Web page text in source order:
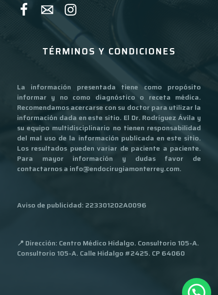
TÉRMINOS Y CONDICIONES
La información presentada tiene como propósito
informar y no como diagnóstico o receta médica.
Recomendamos acercarse con su doctor para utilizar la
información dada en este sitio. El Dr. Rodríguez Ávila y
su equipo multidisciplinario no tienen responsabilidad
del mal uso de la información publicada en este sitio.
Los resultados pueden variar de paciente a paciente.
Para mayor información y dudas favor de
contactarnos a info@endocirugiamonterrey.com.
Aviso de publicidad: 223301202A0096
📍 Dirección: Centro Médico Hidalgo. Consultorio 105-A.
Consultorio 105-A. Calle Hidalgo #2425. CP 64060